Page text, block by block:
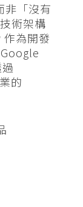
非「沒有
術架構
為開發
的